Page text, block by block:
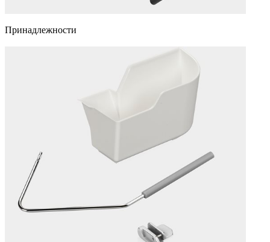
Принадлежности